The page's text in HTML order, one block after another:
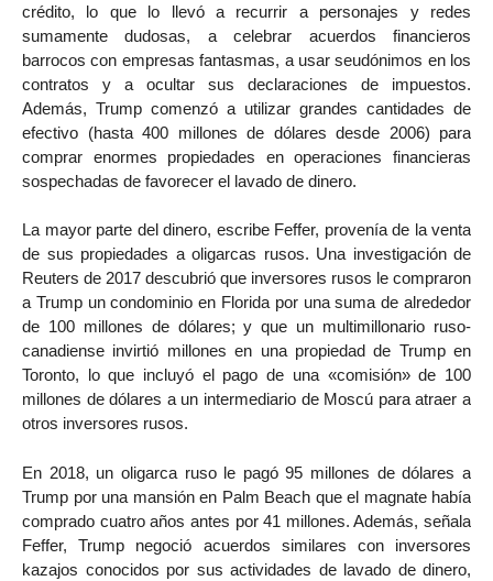
crédito, lo que lo llevó a recurrir a personajes y redes
sumamente dudosas, a celebrar acuerdos financieros
barrocos con empresas fantasmas, a usar seudónimos en los
contratos y a ocultar sus declaraciones de impuestos.
Además, Trump comenzó a utilizar grandes cantidades de
efectivo (hasta 400 millones de dólares desde 2006) para
comprar enormes propiedades en operaciones financieras
sospechadas de favorecer el lavado de dinero.
La mayor parte del dinero, escribe Feffer, provenía de la venta
de sus propiedades a oligarcas rusos. Una investigación de
Reuters de 2017 descubrió que inversores rusos le compraron
a Trump un condominio en Florida por una suma de alrededor
de 100 millones de dólares; y que un multimillonario ruso-
canadiense invirtió millones en una propiedad de Trump en
Toronto, lo que incluyó el pago de una «comisión» de 100
millones de dólares a un intermediario de Moscú para atraer a
otros inversores rusos.
En 2018, un oligarca ruso le pagó 95 millones de dólares a
Trump por una mansión en Palm Beach que el magnate había
comprado cuatro años antes por 41 millones. Además, señala
Feffer, Trump negoció acuerdos similares con inversores
kazajos conocidos por sus actividades de lavado de dinero,